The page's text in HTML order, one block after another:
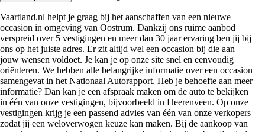
Vaartland.nl helpt je graag bij het aanschaffen van een nieuwe
occasion in omgeving van Oostrum. Dankzij ons ruime aanbod
verspreid over 5 vestigingen en meer dan 30 jaar ervaring ben jij bij
ons op het juiste adres. Er zit altijd wel een occasion bij die aan
jouw wensen voldoet. Je kan je op onze site snel en eenvoudig
oriënteren. We hebben alle belangrijke informatie over een occasion
samengevat in het Nationaal Autorapport. Heb je behoefte aan meer
informatie? Dan kan je een afspraak maken om de auto te bekijken
in één van onze vestigingen, bijvoorbeeld in Heerenveen. Op onze
vestigingen krijg je een passend advies van één van onze verkopers
zodat jij een weloverwogen keuze kan maken. Bij de aankoop van